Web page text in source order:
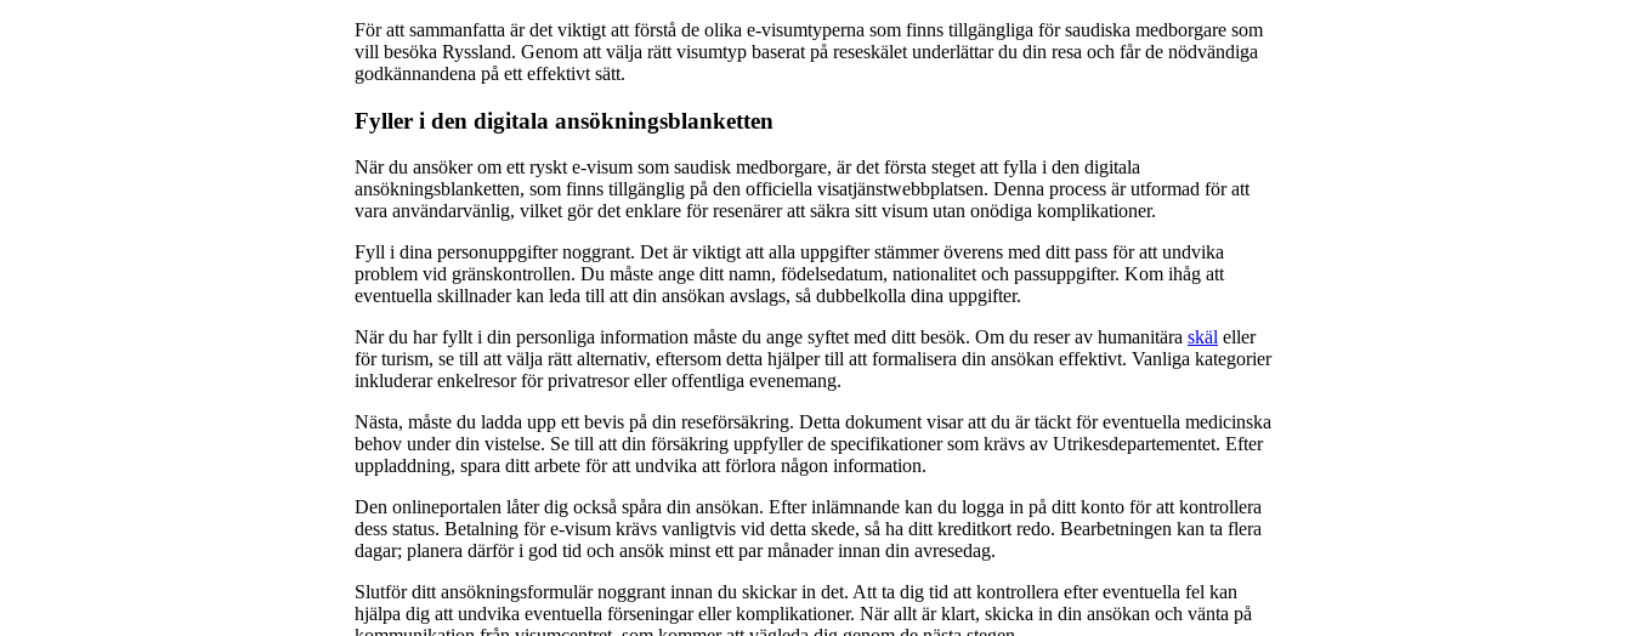
För att sammanfatta är det viktigt att förstå de olika e-visumtyperna som finns tillgängliga för saudiska medborgare som
vill besöka Ryssland. Genom att välja rätt visumtyp baserat på reseskälet underlättar du din resa och får de nödvändiga
godkännandena på ett effektivt sätt.
Fyller i den digitala ansökningsblanketten
När du ansöker om ett ryskt e-visum som saudisk medborgare, är det första steget att fylla i den digitala
ansökningsblanketten, som finns tillgänglig på den officiella visatjänstwebbplatsen. Denna process är utformad för att
vara användarvänlig, vilket gör det enklare för resenärer att säkra sitt visum utan onödiga komplikationer.
Fyll i dina personuppgifter noggrant. Det är viktigt att alla uppgifter stämmer överens med ditt pass för att undvika
problem vid gränskontrollen. Du måste ange ditt namn, födelsedatum, nationalitet och passuppgifter. Kom ihåg att
eventuella skillnader kan leda till att din ansökan avslags, så dubbelkolla dina uppgifter.
När du har fyllt i din personliga information måste du ange syftet med ditt besök. Om du reser av humanitära skäl eller
för turism, se till att välja rätt alternativ, eftersom detta hjälper till att formalisera din ansökan effektivt. Vanliga kategorier
inkluderar enkelresor för privatresor eller offentliga evenemang.
Nästa, måste du ladda upp ett bevis på din reseförsäkring. Detta dokument visar att du är täckt för eventuella medicinska
behov under din vistelse. Se till att din försäkring uppfyller de specifikationer som krävs av Utrikesdepartementet. Efter
uppladdning, spara ditt arbete för att undvika att förlora någon information.
Den onlineportalen låter dig också spåra din ansökan. Efter inlämnande kan du logga in på ditt konto för att kontrollera
dess status. Betalning för e-visum krävs vanligtvis vid detta skede, så ha ditt kreditkort redo. Bearbetningen kan ta flera
dagar; planera därför i god tid och ansök minst ett par månader innan din avresedag.
Slutför ditt ansökningsformulär noggrant innan du skickar in det. Att ta dig tid att kontrollera efter eventuella fel kan
hjälpa dig att undvika eventuella förseningar eller komplikationer. När allt är klart, skicka in din ansökan och vänta på